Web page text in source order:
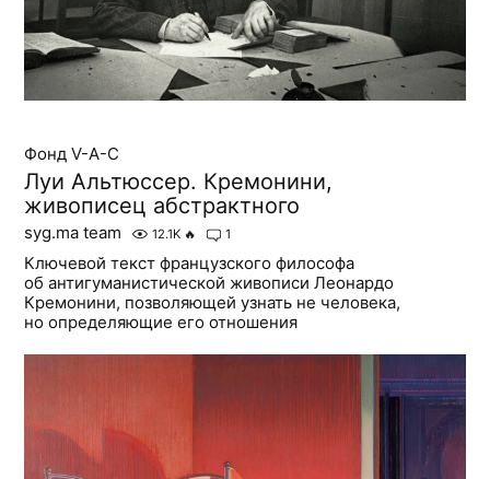
Фонд V-A-C
Луи Альтюссер. Кремонини,
живописец абстрактного
syg.ma team 12.1K 🔥 1
Ключевой текст французского философа
об антигуманистической живописи Леонардо
Кремонини, позволяющей узнать не человека,
но определяющие его отношения